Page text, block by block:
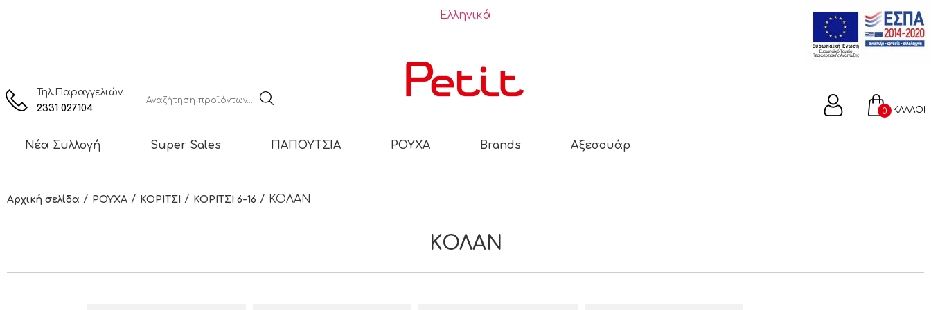
Ελληνικά
Τηλ.Παραγγελιών
2331 027104
ΚΑΛΑΘΙ
0
Νέα Συλλογή Super Sales ΠΑΠΟΥΤΣΙΑ ΡΟΥΧΑ Brands Αξεσουάρ
Αρχική σελίδα / ΡΟΥΧΑ / ΚΟΡΙΤΣΙ / ΚΟΡΙΤΣΙ 6-16 / ΚΟΛΑΝ
ΚΟΛΑΝ